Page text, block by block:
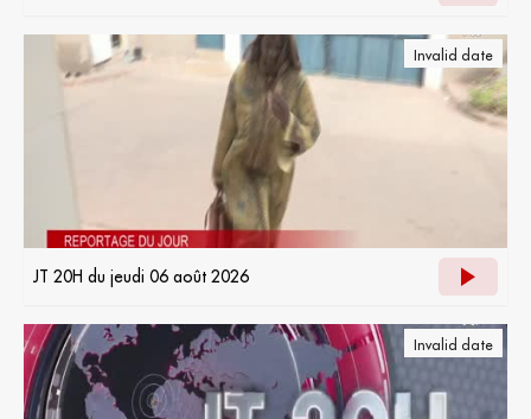
Invalid date
JT 20H du jeudi 06 août 2026
Invalid date